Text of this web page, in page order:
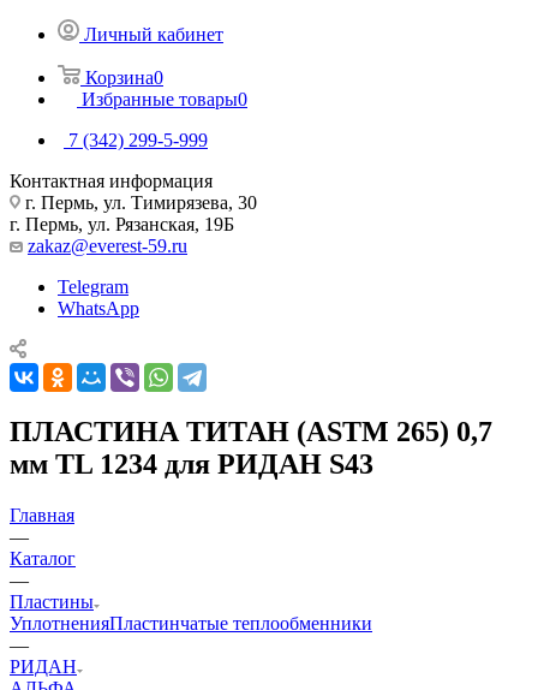
Личный кабинет
Корзина0
Избранные товары0
7 (342) 299-5-999
Контактная информация
г. Пермь, ул. Тимирязева, 30
г. Пермь, ул. Рязанская, 19Б
zakaz@everest-59.ru
Telegram
WhatsApp
ПЛАСТИНА ТИТАН (ASTM 265) 0,7
мм TL 1234 для РИДАН S43
Главная
—
Каталог
—
Пластины
УплотненияПластинчатые теплообменники
—
РИДАН